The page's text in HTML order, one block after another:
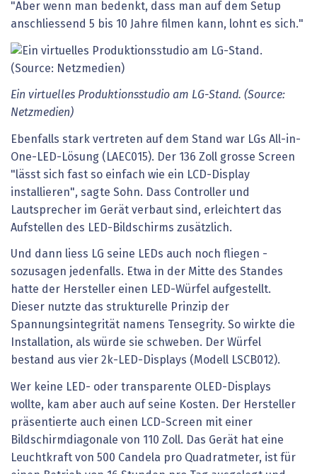
"Aber wenn man bedenkt, dass man auf dem Setup
anschliessend 5 bis 10 Jahre filmen kann, lohnt es sich."
Ein virtuelles Produktionsstudio am LG-Stand. (Source:
Netzmedien)
Ebenfalls stark vertreten auf dem Stand war LGs All-in-
One-LED-Lösung (LAEC015). Der 136 Zoll grosse Screen
"lässt sich fast so einfach wie ein LCD-Display
installieren", sagte Sohn. Dass Controller und
Lautsprecher im Gerät verbaut sind, erleichtert das
Aufstellen des LED-Bildschirms zusätzlich.
Und dann liess LG seine LEDs auch noch fliegen -
sozusagen jedenfalls. Etwa in der Mitte des Standes
hatte der Hersteller einen LED-Würfel aufgestellt.
Dieser nutzte das strukturelle Prinzip der
Spannungsintegrität namens Tensegrity. So wirkte die
Installation, als würde sie schweben. Der Würfel
bestand aus vier 2k-LED-Displays (Modell LSCB012).
Wer keine LED- oder transparente OLED-Displays
wollte, kam aber auch auf seine Kosten. Der Hersteller
präsentierte auch einen LCD-Screen mit einer
Bildschirmdiagonale von 110 Zoll. Das Gerät hat eine
Leuchtkraft von 500 Candela pro Quadratmeter, ist für